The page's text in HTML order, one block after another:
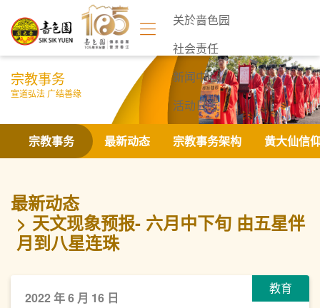
关於啬色园
社会责任
新闻中心
活动日志
联络我们
宗教事务
宣道弘法 广结善缘
宗教事务 最新动态 宗教事务架构 黄大仙信
最新动态
天文现象预报- 六月中下旬 由五星伴
月到八星连珠
教育
2022 年 6 月 16 日